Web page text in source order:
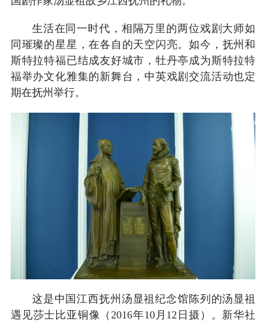
生活在同一时代，相隔万里的两位戏剧大师如
同璀璨的星星，在各自的天空闪亮。如今，抚州和
斯特拉特福已结成友好城市，牡丹亭成为斯特拉特
福举办文化雅集的新舞台，中英戏剧交流活动也定
期在抚州举行。
这是中国江西抚州汤显祖纪念馆陈列的汤显祖
遇见莎士比亚铜像（2016年10月12日摄）。新华社